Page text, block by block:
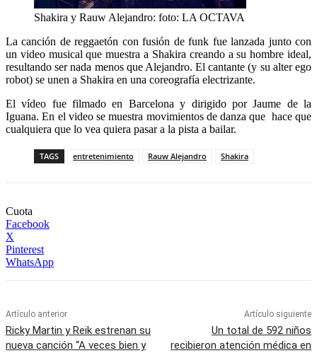
Shakira y Rauw Alejandro: foto: LA OCTAVA
La canción de reggaetón con fusión de funk fue lanzada junto con
un video musical que muestra a Shakira creando a su hombre ideal,
resultando ser nada menos que Alejandro. El cantante (y su alter ego
robot) se unen a Shakira en una coreografía electrizante.
El vídeo fue filmado en Barcelona y dirigido por Jaume de la
Iguana. En el video se muestra movimientos de danza que hace que
cualquiera que lo vea quiera pasar a la pista a bailar.
TAGS entretenimiento Rauw Alejandro Shakira
Cuota
Facebook
X
Pinterest
WhatsApp
Artículo anterior
Ricky Martin y Reik estrenan su
nueva canción “A veces bien y
Artículo siguiente
Un total de 592 niños
recibieron atención médica en